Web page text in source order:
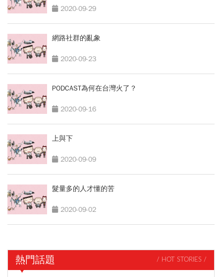
2020-09-29
網路社群的亂象
2020-09-23
PODCAST為何在台灣火了？
2020-09-16
上與下
2020-09-09
髮量多的人才懂的苦
2020-09-02
熱門話題 / HOT STORIES /